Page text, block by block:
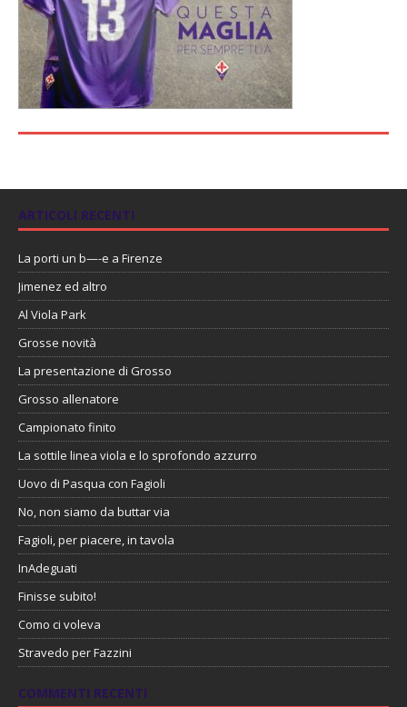
ARTICOLI RECENTI
La porti un b—-e a Firenze
Jimenez ed altro
Al Viola Park
Grosse novità
La presentazione di Grosso
Grosso allenatore
Campionato finito
La sottile linea viola e lo sprofondo azzurro
Uovo di Pasqua con Fagioli
No, non siamo da buttar via
Fagioli, per piacere, in tavola
InAdeguati
Finisse subito!
Como ci voleva
Stravedo per Fazzini
COMMENTI RECENTI